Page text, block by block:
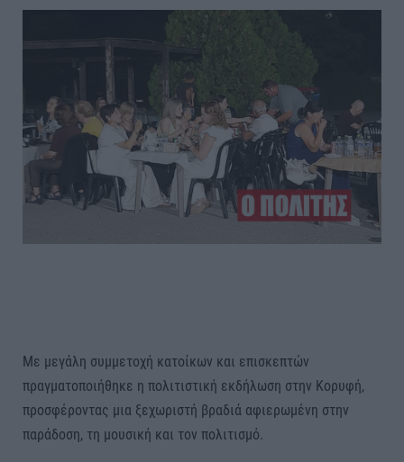
Με μεγάλη συμμετοχή κατοίκων και επισκεπτών
πραγματοποιήθηκε η πολιτιστική εκδήλωση στην Κορυφή,
προσφέροντας μια ξεχωριστή βραδιά αφιερωμένη στην
παράδοση, τη μουσική και τον πολιτισμό.